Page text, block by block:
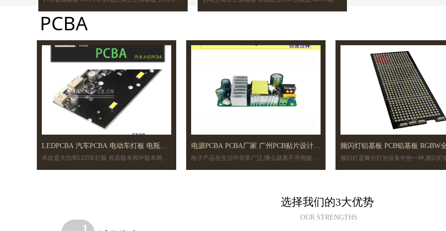
台灯铜基PCB厂家
上一页 下一页
选择我们的3大优势
OUR STRENGTHS
LEDPCBA 汽车PCBA 电动车灯板 电瓶车
LED灯板 大功率LED车灯板
本款是大功率LED车灯板 有高版本和中版本两种,
电源PCBA PCBA厂家 广州PCB贴片设计公
司
电子产品在生活中非常广泛,哪么就离不开电能的
频闪灯铝基板 PCB铝基板 RGBW
舞台灯设备套板
频闪灯是舞台灯光设备中的一种,频闪灯
上一页 1 下一页
PCBA